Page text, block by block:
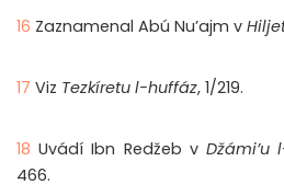
16 Zaznamenal Abú Nu’ajm v
17 Viz Tezkíretu l-huffáz, 1/219.
18 Uvádí Ibn Redžeb vDžámi’u
466.